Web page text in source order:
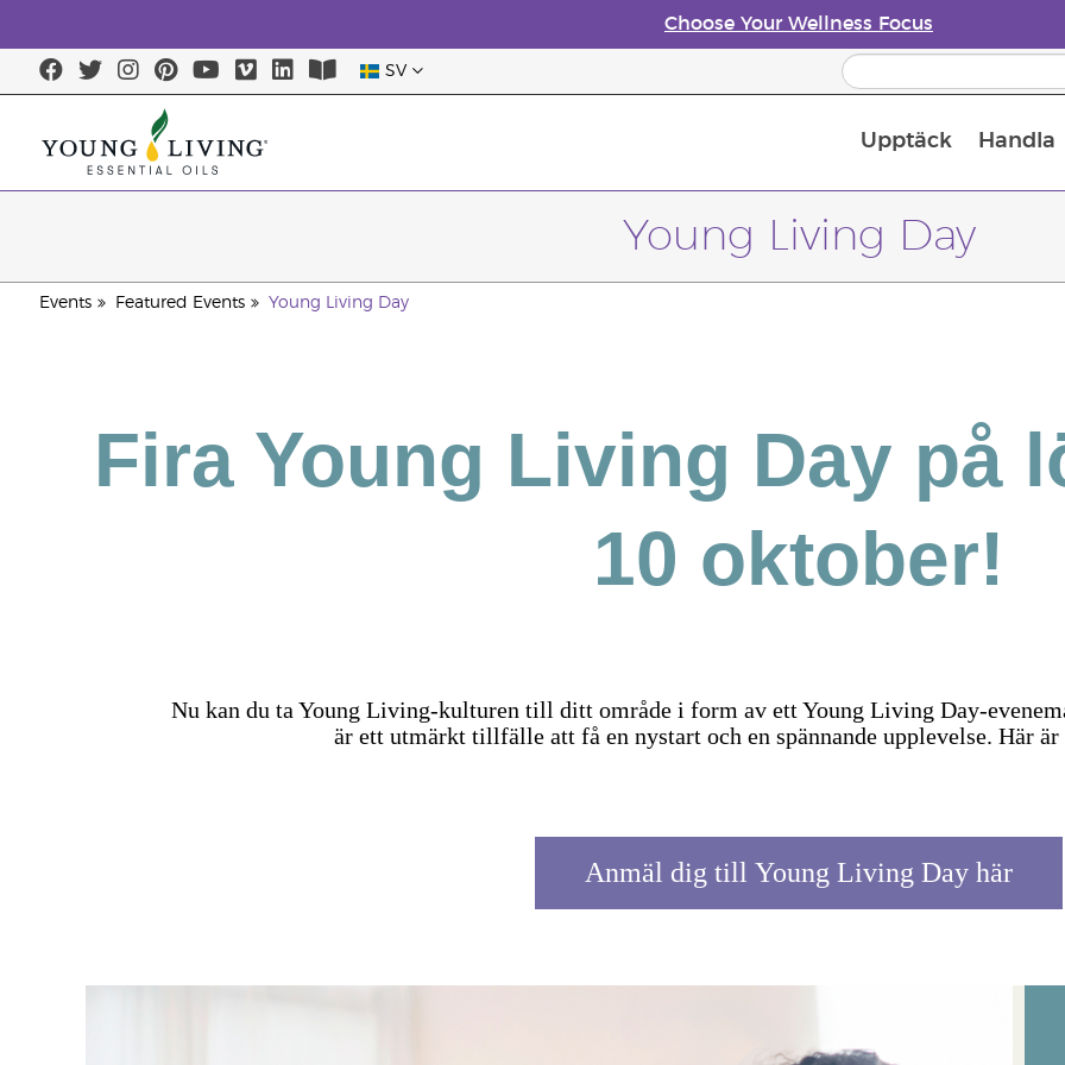
Choose Your Wellness Focus
SV
Upptäck Handla
Young Living Day
Events Featured Events Young Living Day
Fira Young Living Day på
10 oktober!
Nu kan du ta Young Living-kulturen till ditt område i form av ett Young Living Day-
är ett utmärkt tillfälle att få en nystart och en spännande upplevelse. Här
Anmäl dig till Young Living Day här